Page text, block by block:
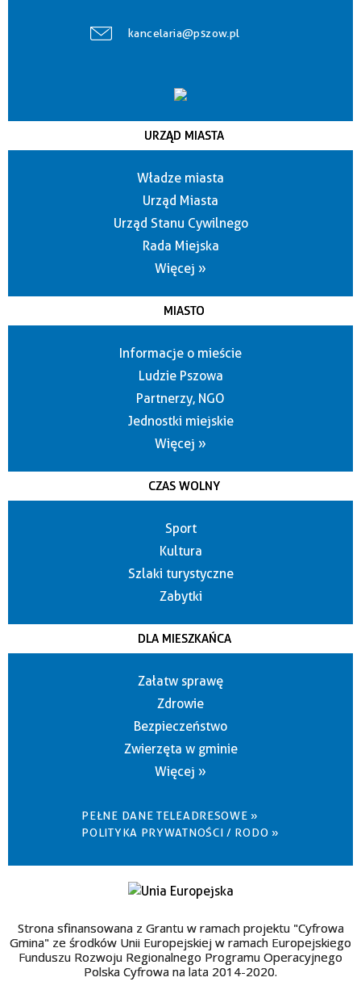
kancelaria@pszow.pl
URZĄD MIASTA
Władze miasta
Urząd Miasta
Urząd Stanu Cywilnego
Rada Miejska
Więcej »
MIASTO
Informacje o mieście
Ludzie Pszowa
Partnerzy, NGO
Jednostki miejskie
Więcej »
CZAS WOLNY
Sport
Kultura
Szlaki turystyczne
Zabytki
DLA MIESZKAŃCA
Załatw sprawę
Zdrowie
Bezpieczeństwo
Zwierzęta w gminie
Więcej »
PEŁNE DANE TELEADRESOWE »
POLITYKA PRYWATNOŚCI / RODO »
Strona sfinansowana z Grantu w ramach projektu "Cyfrowa
Gmina" ze środków Unii Europejskiej w ramach Europejskiego
Funduszu Rozwoju Regionalnego Programu Operacyjnego
Polska Cyfrowa na lata 2014-2020.